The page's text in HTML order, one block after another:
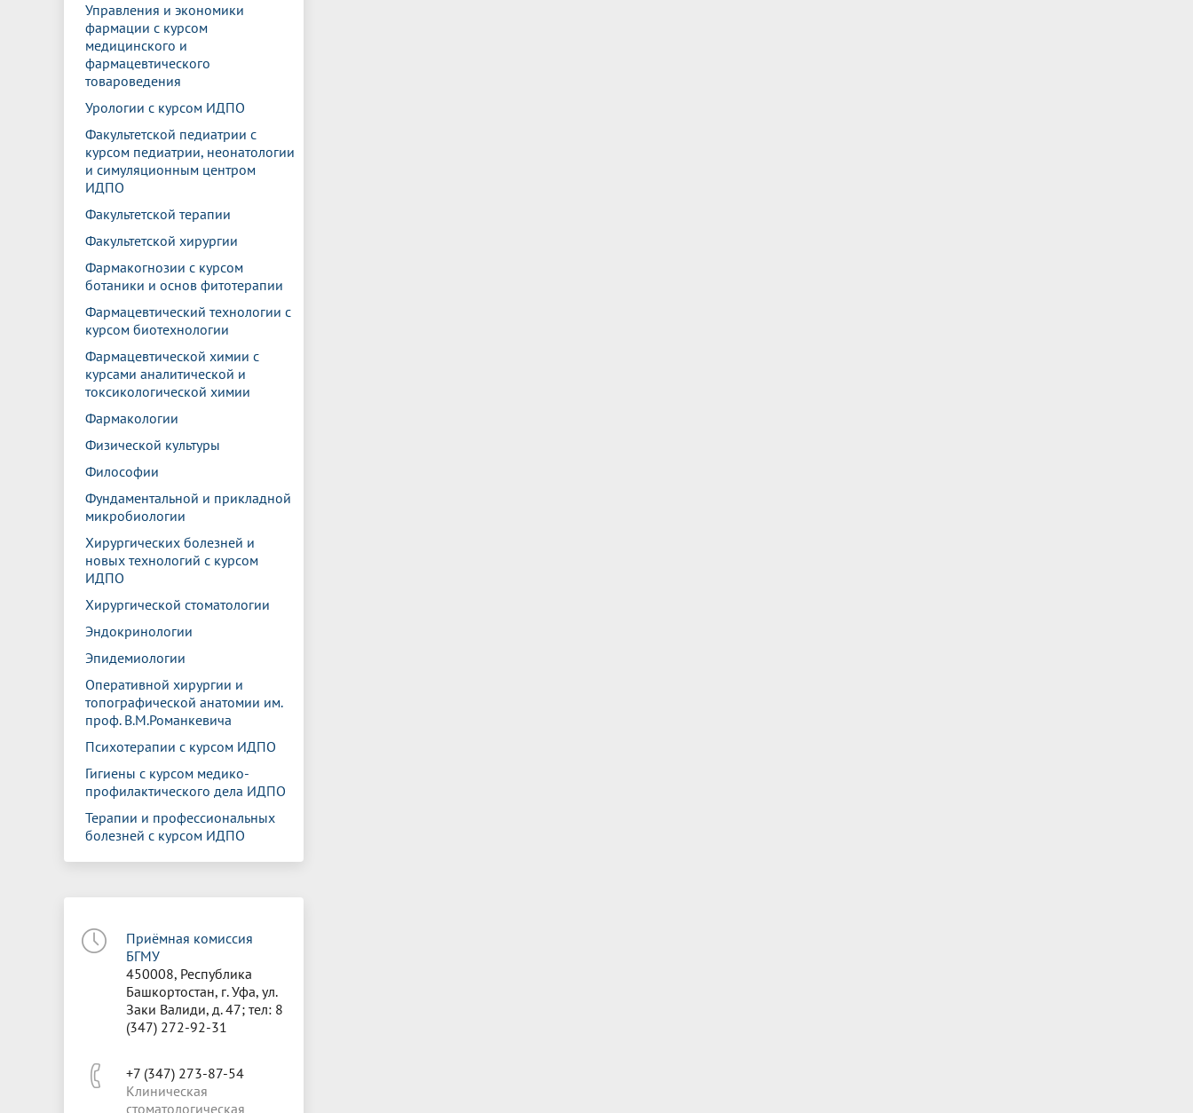
Управления и экономики
фармации с курсом
медицинского и
фармацевтического
товароведения
Урологии с курсом ИДПО
Факультетской педиатрии с
курсом педиатрии, неонатологии
и симуляционным центром
ИДПО
Факультетской терапии
Факультетской хирургии
Фармакогнозии с курсом
ботаники и основ фитотерапии
Фармацевтический технологии с
курсом биотехнологии
Фармацевтической химии с
курсами аналитической и
токсикологической химии
Фармакологии
Физической культуры
Философии
Фундаментальной и прикладной
микробиологии
Хирургических болезней и
новых технологий с курсом
ИДПО
Хирургической стоматологии
Эндокринологии
Эпидемиологии
Оперативной хирургии и
топографической анатомии им.
проф. В.М.Романкевича
Психотерапии с курсом ИДПО
Гигиены с курсом медико-
профилактического дела ИДПО
Терапии и профессиональных
болезней с курсом ИДПО
Приёмная комиссия
БГМУ
450008, Республика
Башкортостан, г. Уфа, ул.
Заки Валиди, д. 47; тел: 8
(347) 272-92-31
+7 (347) 273-87-54
Клиническая
стоматологическая